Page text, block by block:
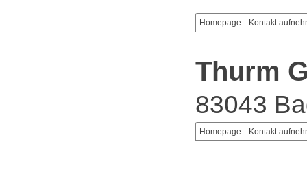
Homepage Kontakt
Thurm
83043
Homepage Kontakt